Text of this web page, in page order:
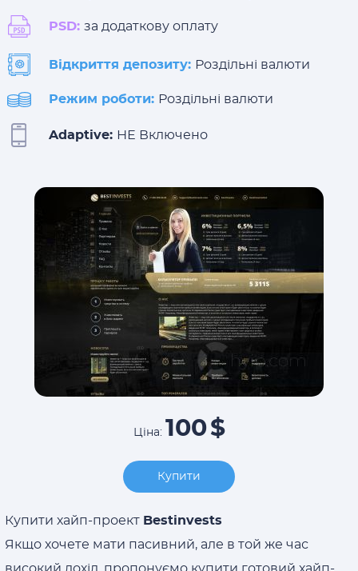
PSD: за додаткову оплату
Відкриття депозиту: Роздільні валюти
Режим роботи: Роздільні валюти
Adaptive: НЕ Включено
Ціна: 100$
Купити
Купити хайп-проект Bestinvests
Якщо хочете мати пасивний, але в той же час